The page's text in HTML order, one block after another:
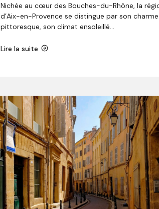
Nichée au cœur des Bouches-du-Rhône, la
d’Aix-en-Provence se distingue par son charme
pittoresque, son climat ensoleillé...
Lire la suite